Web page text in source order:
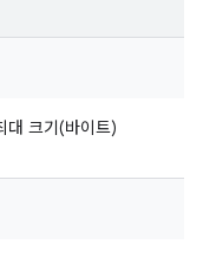
대 크기(바이트)